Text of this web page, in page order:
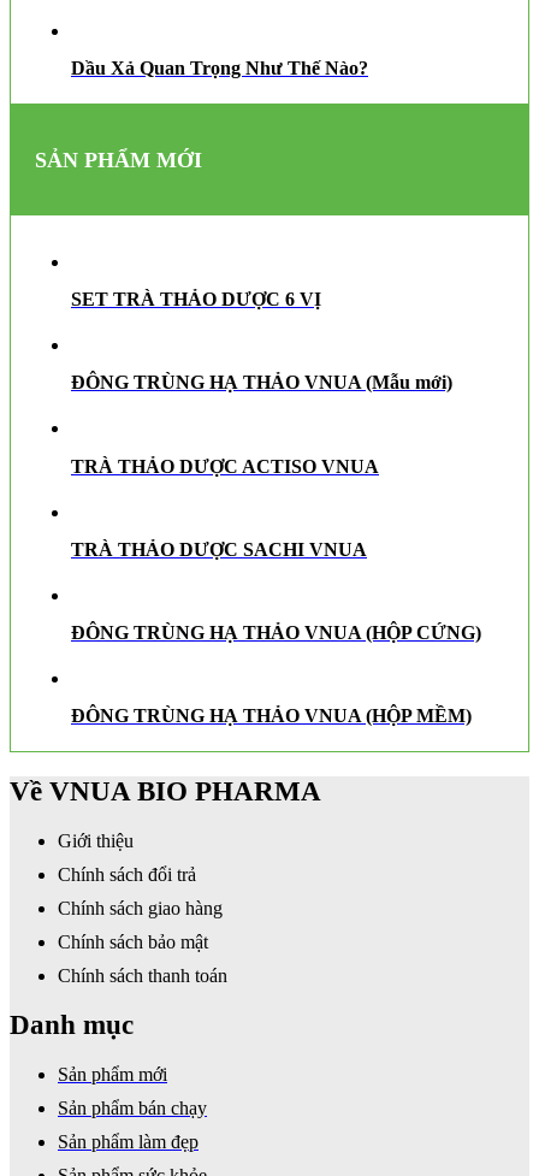
Dầu Xả Quan Trọng Như Thế Nào?
SẢN PHẨM MỚI
SET TRÀ THẢO DƯỢC 6 VỊ
ĐÔNG TRÙNG HẠ THẢO VNUA (Mẫu mới)
TRÀ THẢO DƯỢC ACTISO VNUA
TRÀ THẢO DƯỢC SACHI VNUA
ĐÔNG TRÙNG HẠ THẢO VNUA (HỘP CỨNG)
ĐÔNG TRÙNG HẠ THẢO VNUA (HỘP MỀM)
Về VNUA BIO PHARMA
Giới thiệu
Chính sách đổi trả
Chính sách giao hàng
Chính sách bảo mật
Chính sách thanh toán
Danh mục
Sản phẩm mới
Sản phẩm bán chạy
Sản phẩm làm đẹp